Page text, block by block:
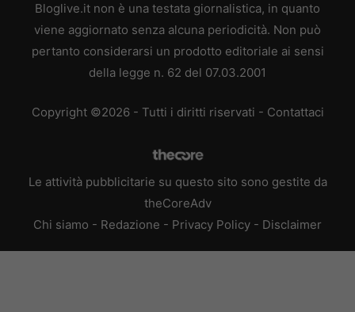
Bloglive.it non è una testata giornalistica, in quanto
viene aggiornato senza alcuna periodicità. Non può
pertanto considerarsi un prodotto editoriale ai sensi
della legge n. 62 del 07.03.2001
Copyright ©2026 - Tutti i diritti riservati - Contattaci
Le attività pubblicitarie su questo sito sono gestite da
theCoreAdv
Chi siamo - Redazione - Privacy Policy - Disclaimer